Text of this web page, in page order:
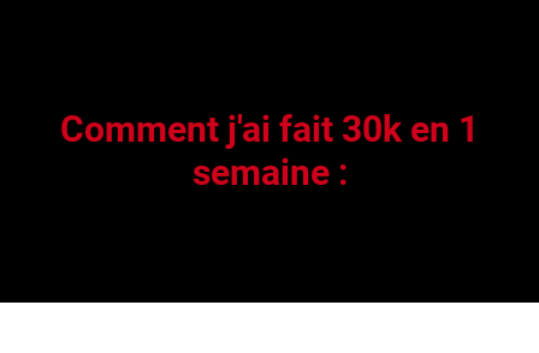
Comment j'ai fait 30k en 1
semaine :